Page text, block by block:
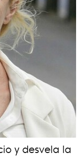
y desvela la